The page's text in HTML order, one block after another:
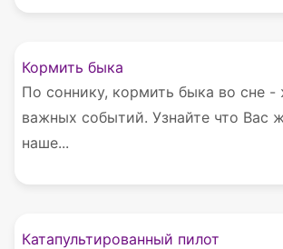
Кормить быка
По соннику, кормить быка во сне -
важных событий. Узнайте что Вас
наше...
Катапультированный пилот